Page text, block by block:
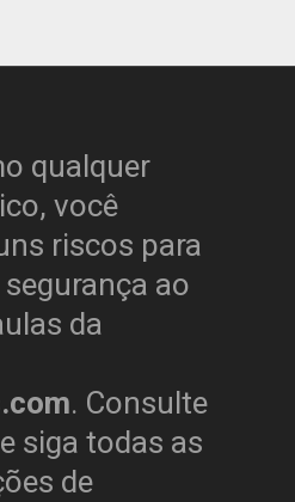
qualquer
você
riscos para
ao
da
. Consulte
siga todas as
de